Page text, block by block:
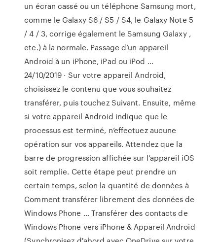
un écran cassé ou un téléphone Samsung mort,
comme le Galaxy S6 / S5 / S4, le Galaxy Note 5
/ 4 / 3, corrige également le Samsung Galaxy ,
etc.) à la normale. Passage d’un appareil
Android à un iPhone, iPad ou iPod ...
24/10/2019 · Sur votre appareil Android,
choisissez le contenu que vous souhaitez
transférer, puis touchez Suivant. Ensuite, même
si votre appareil Android indique que le
processus est terminé, n’effectuez aucune
opération sur vos appareils. Attendez que la
barre de progression affichée sur l’appareil iOS
soit remplie. Cette étape peut prendre un
certain temps, selon la quantité de données à
Comment transférer librement des données de
Windows Phone ... Transférer des contacts de
Windows Phone vers iPhone & Appareil Android